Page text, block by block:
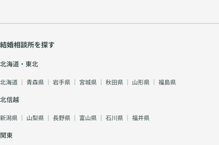
結婚相談所を探す
北海道・東北
北海道 ｜ 青森県 ｜ 岩手県 ｜ 宮城県 ｜ 秋田県 ｜ 山形県 ｜ 福島県
北信越
新潟県 ｜ 山梨県 ｜ 長野県 ｜ 富山県 ｜ 石川県 ｜ 福井県
関東